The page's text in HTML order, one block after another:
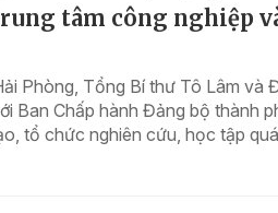
tâm công nghiệp
Phòng, Tổng Bí thư Tô Lâm và
Ban Chấp hành Đảng bộ thành
tổ chức nghiên cứu, học tập